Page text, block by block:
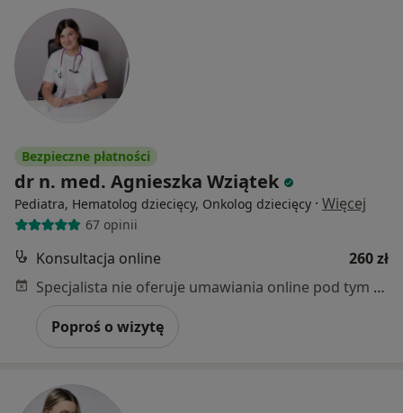
Bezpieczne płatności
dr n. med. Agnieszka Wziątek
Pediatra, Hematolog dziecięcy, Onkolog dziecięcy · Więcej
67 opinii
Konsultacja online
260 zł
Specjalista nie oferuje umawiania online pod tym adresem.
Poproś o wizytę